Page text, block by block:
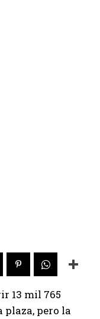
13 mil 765
pero la